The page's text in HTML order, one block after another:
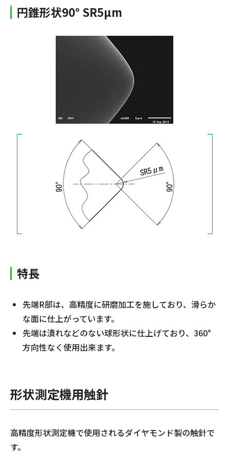
円錐形状90° SR5µm
特長
先端R部は、高精度に研磨加工を施しており、滑らか
な面に仕上がっています。
先端は潰れなどのない球形状に仕上げており、360°
方向性なく使用出来ます。
形状測定機用触針
高精度形状測定機で使用されるダイヤモンド製の触針で
す。